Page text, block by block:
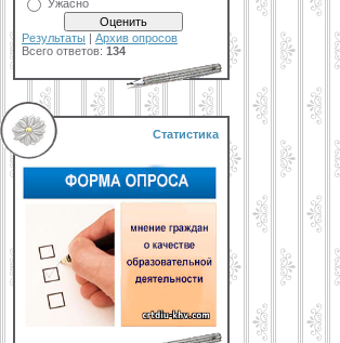
Ужасно
Результаты | Архив опросов
Всего ответов: 134
Статистика